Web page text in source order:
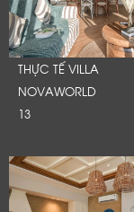
THỰC TẾ VILLA
NOVAWORLD
13